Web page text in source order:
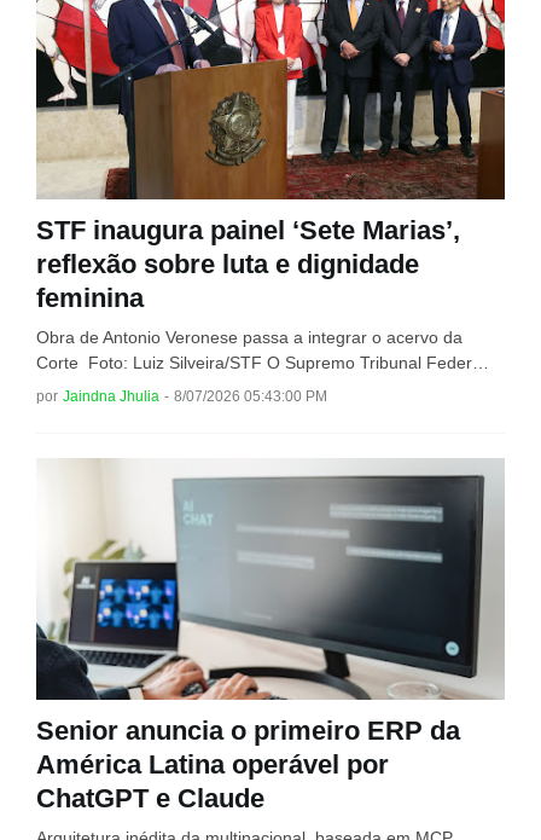
STF inaugura painel ‘Sete Marias’,
reflexão sobre luta e dignidade
feminina
Obra de Antonio Veronese passa a integrar o acervo da
Corte Foto: Luiz Silveira/STF O Supremo Tribunal Feder…
por Jaindna Jhulia - 8/07/2026 05:43:00 PM
Senior anuncia o primeiro ERP da
América Latina operável por
ChatGPT e Claude